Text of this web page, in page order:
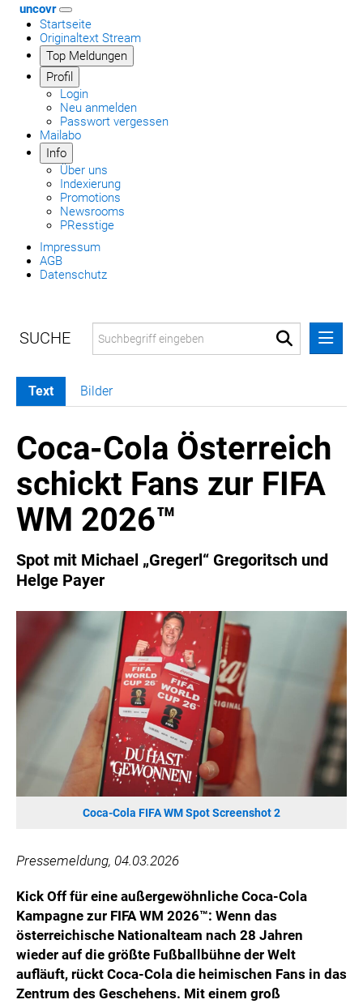
uncovr
Startseite
Originaltext Stream
Top Meldungen
Profil
Login
Neu anmelden
Passwort vergessen
Mailabo
Info
Über uns
Indexierung
Promotions
Newsrooms
PResstige
Impressum
AGB
Datenschutz
MELDUNGEN
COCA-COLA
Coca-Cola CUP
COCA-COLA HBC ÖSTERREICH
RÖMERQUELLE
KESCH
BARFLY'S CLUB
SPORTS MEDIA AUSTRIA
CULINARIUS
RECYCLEMICH-INITIATIVE
HANNERSBERG
WILHELM-EXNER-MEDAILLEN STIFTUNG
ADMIRAL SPORTWETTEN
EWP RECYCLING PFAND ÖSTERREICH
IMPERIAL MARKETS
SPECIAL OLYMPICS ÖSTERREICH
MEDIA
LOGOS
COCA COLA
Text Bilder
Coca-Cola Österreich
schickt Fans zur FIFA
WM 2026™
Spot mit Michael „Gregerl“ Gregoritsch und
Helge Payer
Coca-Cola FIFA WM Spot Screenshot 2
Pressemeldung, 04.03.2026
Kick Off für eine außergewöhnliche Coca-Cola
Kampagne zur FIFA WM 2026™: Wenn das
österreichische Nationalteam nach 28 Jahren
wieder auf die größte Fußballbühne der Welt
aufläuft, rückt Coca-Cola die heimischen Fans in das
Zentrum des Geschehens. Mit einem groß